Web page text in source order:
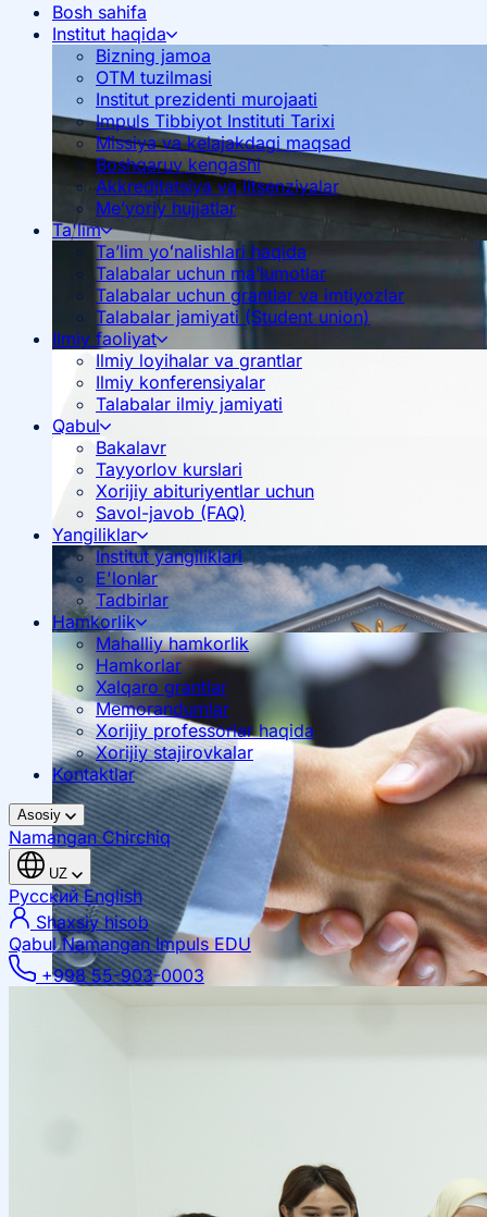
Bosh sahifa
Institut haqida
Bizning jamoa
OTM tuzilmasi
Institut prezidenti murojaati
Impuls Tibbiyot Instituti Tarixi
Missiya va kelajakdagi maqsad
Boshqaruv kengashi
Akkreditatsiya va litsenziyalar
Me’yoriy hujjatlar
Ta'lim
Ta’lim yoʻnalishlari haqida
Talabalar uchun ma’lumotlar
Talabalar uchun grantlar va imtiyozlar
Talabalar jamiyati (Student union)
Ilmiy faoliyat
Ilmiy loyihalar va grantlar
Ilmiy konferensiyalar
Talabalar ilmiy jamiyati
Qabul
Bakalavr
Tayyorlov kurslari
Xorijiy abituriyentlar uchun
Savol-javob (FAQ)
Yangiliklar
Institut yangiliklari
E'lonlar
Tadbirlar
Hamkorlik
Mahalliy hamkorlik
Hamkorlar
Xalqaro grantlar
Memorandumlar
Xorijiy professorlar haqida
Xorijiy stajirovkalar
Kontaktlar
Asosiy
NamanganChirchiq
UZ
РусскийEnglish
Shaxsiy hisob
Qabul Namangan Impuls EDU
+998 55-903-0003